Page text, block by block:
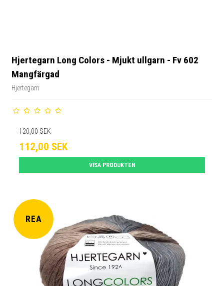
Hjertegarn Long Colors - Mjukt ullgarn - Fv 602
Mangfärgad
Hjertegarn
120,00 SEK
112,00 SEK
VISA PRODUKTEN
REA